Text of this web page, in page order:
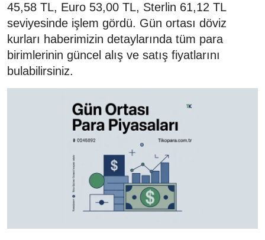
45,58 TL, Euro 53,00 TL, Sterlin 61,12 TL
seviyesinde işlem gördü. Gün ortası döviz
kurları haberimizin detaylarında tüm para
birimlerinin güncel alış ve satış fiyatlarını
bulabilirsiniz.